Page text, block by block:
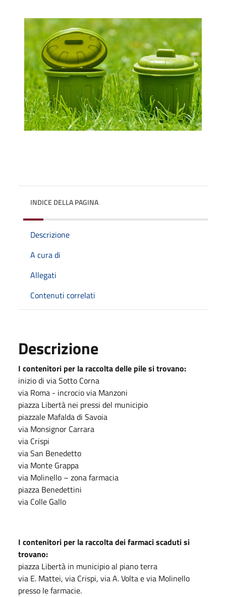
INDICE DELLA PAGINA
Descrizione
A cura di
Allegati
Contenuti correlati
Descrizione
I contenitori per la raccolta delle pile si trovano:
inizio di via Sotto Corna
via Roma - incrocio via Manzoni
piazza Libertà nei pressi del municipio
piazzale Mafalda di Savoia
via Monsignor Carrara
via Crispi
via San Benedetto
via Monte Grappa
via Molinello – zona farmacia
piazza Benedettini
via Colle Gallo
I contenitori per la raccolta dei farmaci scaduti si
trovano:
piazza Libertà in municipio al piano terra
via E. Mattei, via Crispi, via A. Volta e via Molinello
presso le farmacie.